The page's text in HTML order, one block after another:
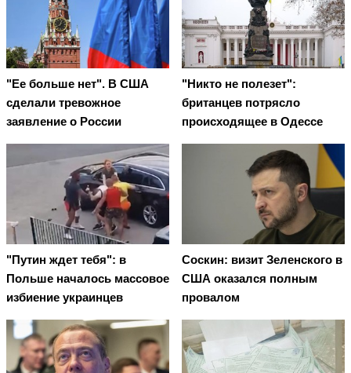
"Ее больше нет". В США
сделали тревожное
заявление о России
"Никто не полезет":
британцев потрясло
происходящее в Одессе
"Путин ждет тебя": в
Польше началось массовое
избиение украинцев
Соскин: визит Зеленского в
США оказался полным
провалом